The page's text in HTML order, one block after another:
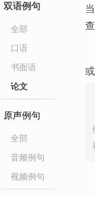
双语例句
全部
口语
书面语
论文
原声例句
全部
音频例句
视频例句